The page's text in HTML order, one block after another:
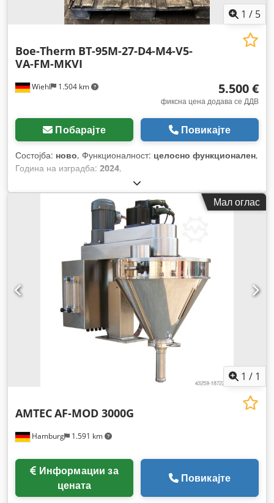
1 / 5
Wiehl 1.504 km
Boe-Therm BT-95M-27-D4-M4-V5-
VA-FM-MKVI
5.500 €
фиксна цена додава се ДДВ
Побарајте Повикајте
Состојба: ново, Функционалност: целосно функционален,
Година на изградба: 2024,
Мал оглас
1 / 1
Hamburg 1.591 km
AMTECAF-MOD 3000G
цената
Повикајте